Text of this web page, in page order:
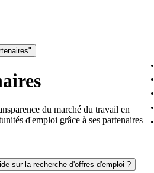
du marché du travail en
d'emploi grâce à ses partenaires
sur la recherche d'offres d'emploi ?